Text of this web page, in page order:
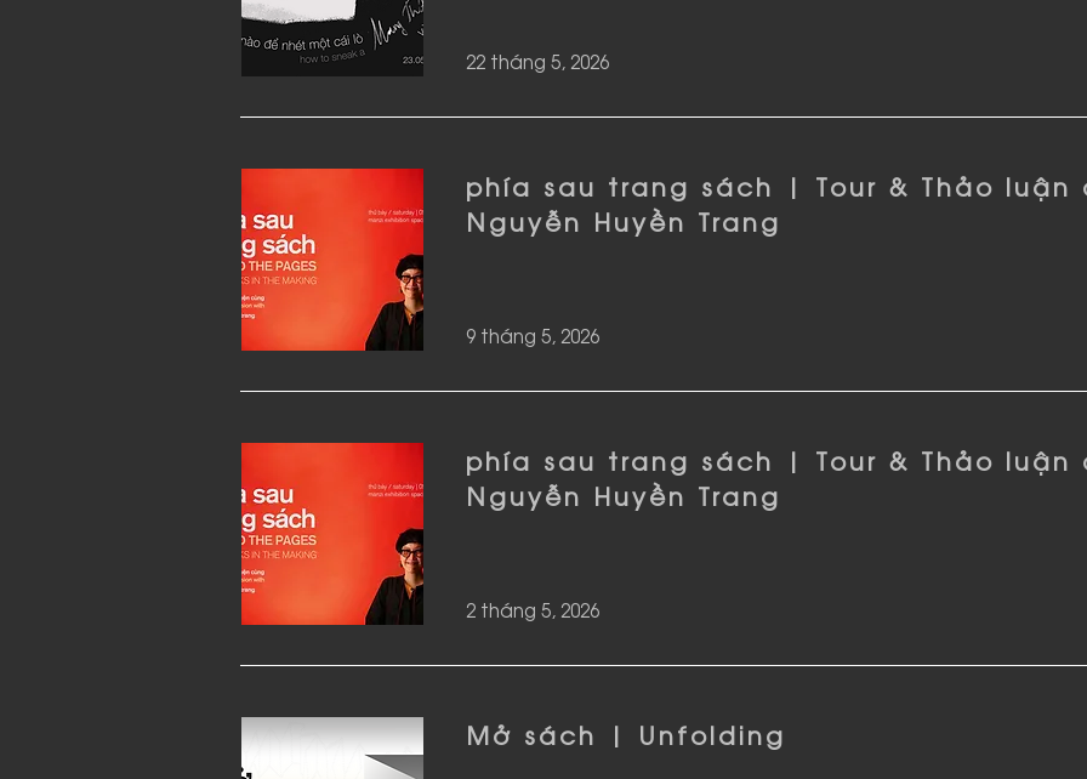
22 tháng 5, 2026
phía sau trang sách | Tour & Thảo luận
Nguyễn Huyền Trang
9 tháng 5, 2026
phía sau trang sách | Tour & Thảo luận
Nguyễn Huyền Trang
2 tháng 5, 2026
Mở sách | Unfolding